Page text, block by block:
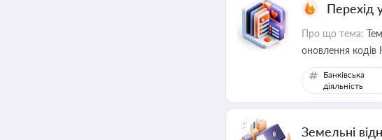
Перехід
Про що тема:
оновлення кодів
Банківська
діяльність
Земельні